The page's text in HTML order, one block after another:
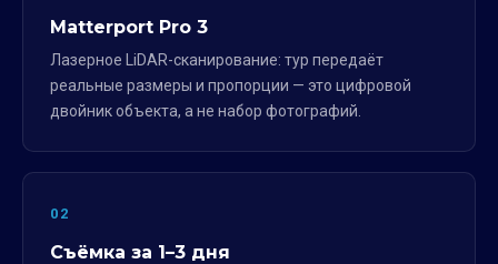
Matterport Pro 3
Лазерное LiDAR-сканирование: тур передаёт
реальные размеры и пропорции — это цифровой
двойник объекта, а не набор фотографий.
02
Съёмка за 1–3 дня